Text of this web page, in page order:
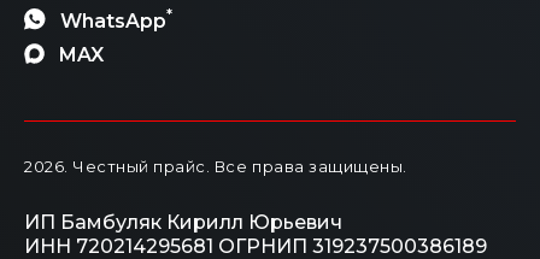
WhatsApp*
MAX
2026 . Честный прайс. Все права защищены.
ИП Бамбуляк Кирилл Юрьевич
ИНН 720214295681 ОГРНИП 319237500386189